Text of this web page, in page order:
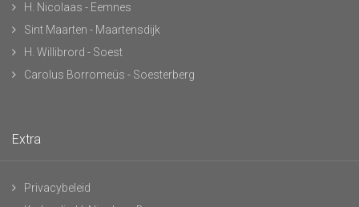
H. Nicolaas - Eemnes
Sint Maarten - Maartensdijk
H. Willibrord - Soest
Carolus Borromeüs - Soesterberg
Extra
Privacybeleid